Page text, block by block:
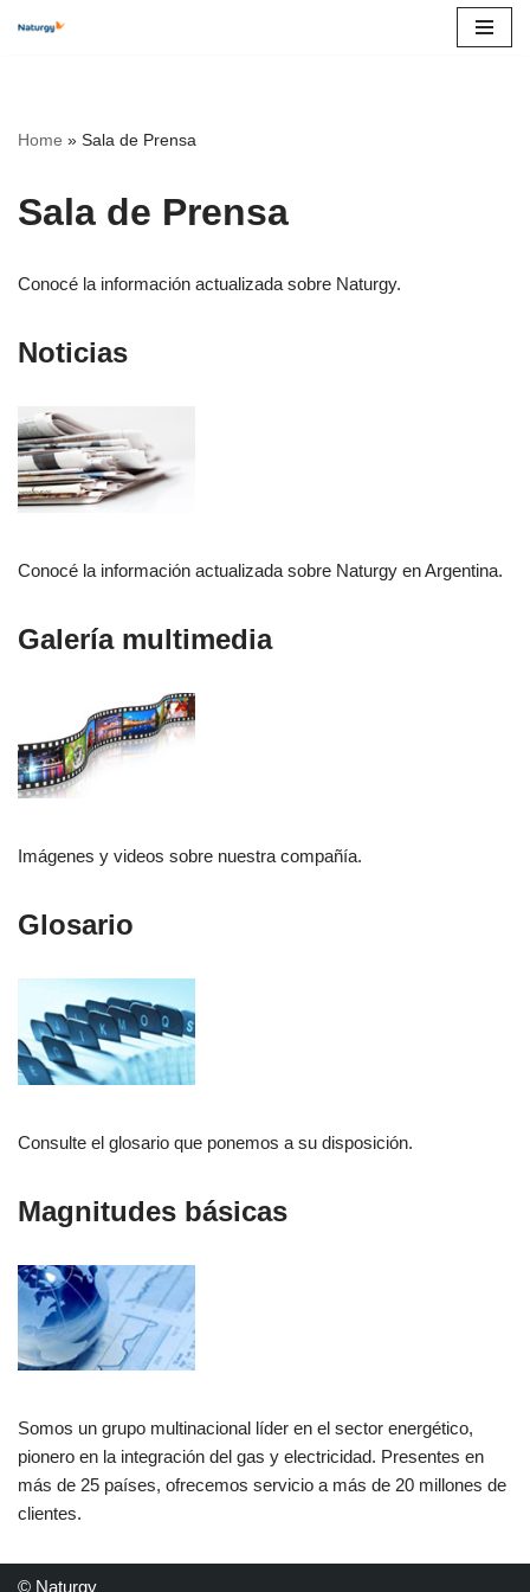
Home » Sala de Prensa
Sala de Prensa
Conocé la información actualizada sobre Naturgy.
Noticias
Conocé la información actualizada sobre Naturgy en Argentina.
Galería multimedia
Imágenes y videos sobre nuestra compañía.
Glosario
Consulte el glosario que ponemos a su disposición.
Magnitudes básicas
Somos un grupo multinacional líder en el sector energético,
pionero en la integración del gas y electricidad. Presentes en
más de 25 países, ofrecemos servicio a más de 20 millones de
clientes.
© Naturgy